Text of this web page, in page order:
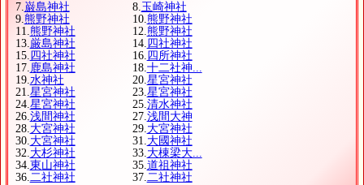
7.巌島神社 8.玉崎神社
9.熊野神社 10.熊野神社
11.熊野神社 12.熊野神社
13.厳島神社 14. 四社神社
15. 四社神社 16. 四所神社
17.鹿島神社 18.十二社神...
19.水神社 20.星宮神社
21.星宮神社 23.星宮神社
24.星宮神社 25.清水神社
26.浅間神社 27.浅間大神
28.大宮神社 29.大宮神社
30.大宮神社 31.大國神社
32.大杉神社 33.大棟梁大...
34.東山神社 35.道祖神社
36.二社神社 37.二社神社